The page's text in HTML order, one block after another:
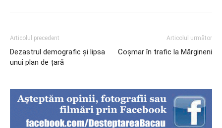
Articolul precedent
Dezastrul demografic și lipsa
unui plan de țară
Articolul următor
Coșmar în trafic la Mărgineni